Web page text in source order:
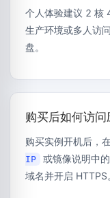
个人体验建议 2 核
生产环境或多人访
盘。
购买后如何访问
购买实例开机后，
IP
或镜像说明中
域名并开启 HTTPS